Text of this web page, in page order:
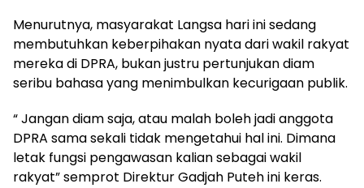
Menurutnya, masyarakat Langsa hari ini sedang
membutuhkan keberpihakan nyata dari wakil rakyat
mereka di DPRA, bukan justru pertunjukan diam
seribu bahasa yang menimbulkan kecurigaan publik.
“ Jangan diam saja, atau malah boleh jadi anggota
DPRA sama sekali tidak mengetahui hal ini. Dimana
letak fungsi pengawasan kalian sebagai wakil
rakyat” semprot Direktur Gadjah Puteh ini keras.